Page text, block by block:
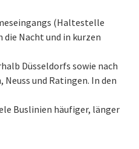
(Haltestelle
die Nacht und in kurzen
Düsseldorfs sowie nach
Neuss und Ratingen. In den
Buslinien häufiger, länger